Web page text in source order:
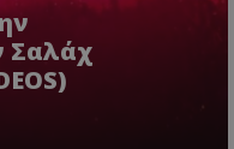
Σαλάχ